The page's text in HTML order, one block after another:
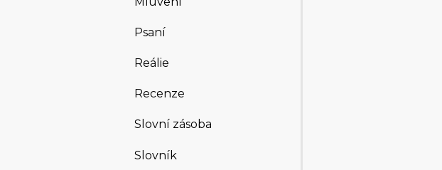
Psaní
Reálie
Recenze
Slovní zásoba
Slovník